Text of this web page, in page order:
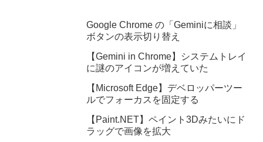
Google Chrome の「Geminiに相談」
ボタンの表示切り替え
【Gemini in Chrome】システムトレイ
に謎のアイコンが増えていた
【Microsoft Edge】デベロッパーツー
ルでフォーカスを固定する
【Paint.NET】ペイント3Dみたいにド
ラッグで画像を拡大